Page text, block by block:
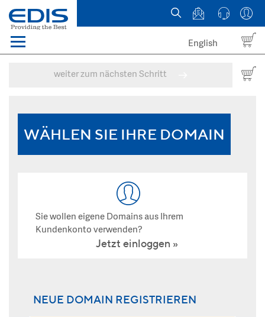
Menü
Domains
News
English
weiter zum nächsten Schritt
WÄHLEN SIE IHRE DOMAIN
Sie wollen eigene Domains aus Ihrem
Kundenkonto verwenden?
Jetzt einloggen
NEUE DOMAIN REGISTRIEREN